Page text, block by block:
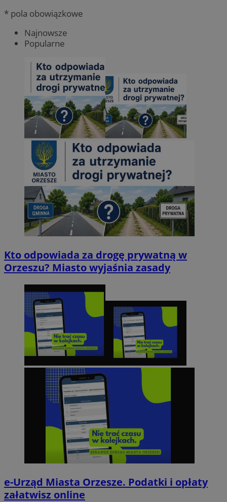
* pola obowiązkowe
Najnowsze
Popularne
Kto odpowiada za drogę prywatną w
Orzeszu? Miasto wyjaśnia zasady
e-Urząd Miasta Orzesze. Podatki i opłaty
załatwisz online